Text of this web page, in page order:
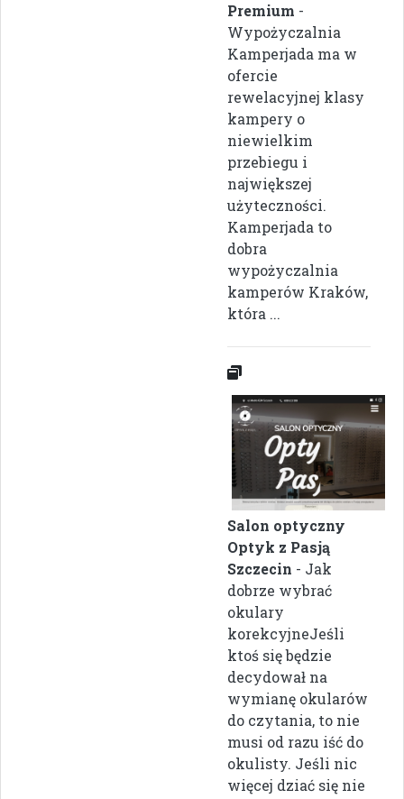
Premium -
Wypożyczalnia
Kamperjada ma w
ofercie
rewelacyjnej klasy
kampery o
niewielkim
przebiegu i
największej
użyteczności.
Kamperjada to
dobra
wypożyczalnia
kamperów Kraków,
która ...
Salon optyczny
Optyk z Pasją
Szczecin - Jak
dobrze wybrać
okulary
korekcyjneJeśli
ktoś się będzie
decydował na
wymianę okularów
do czytania, to nie
musi od razu iść do
okulisty. Jeśli nic
więcej dziać się nie